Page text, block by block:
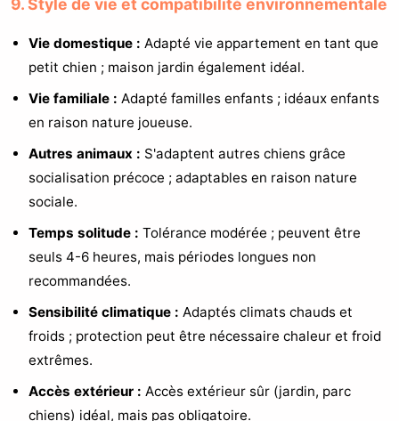
9. Style de vie et compatibilité environnementale
Vie domestique : Adapté vie appartement en tant que
petit chien ; maison jardin également idéal.
Vie familiale : Adapté familles enfants ; idéaux enfants
en raison nature joueuse.
Autres animaux : S'adaptent autres chiens grâce
socialisation précoce ; adaptables en raison nature
sociale.
Temps solitude : Tolérance modérée ; peuvent être
seuls 4-6 heures, mais périodes longues non
recommandées.
Sensibilité climatique : Adaptés climats chauds et
froids ; protection peut être nécessaire chaleur et froid
extrêmes.
Accès extérieur : Accès extérieur sûr (jardin, parc
chiens) idéal, mais pas obligatoire.